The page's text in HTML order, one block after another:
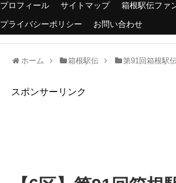
プロフィール サイトマップ
箱根駅伝ファ
プライバシーポリシー
お問い合わせ
ホーム 箱根駅伝 第91回箱根駅
スポンサーリンク